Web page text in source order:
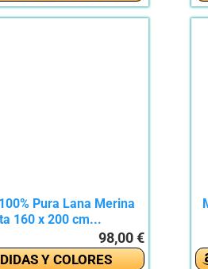
Pura Lana Merina
160 x 200 cm...
98,00 €
Y COLORES